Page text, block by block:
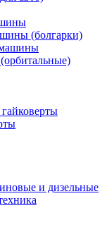
(болгарки)
и дизельные